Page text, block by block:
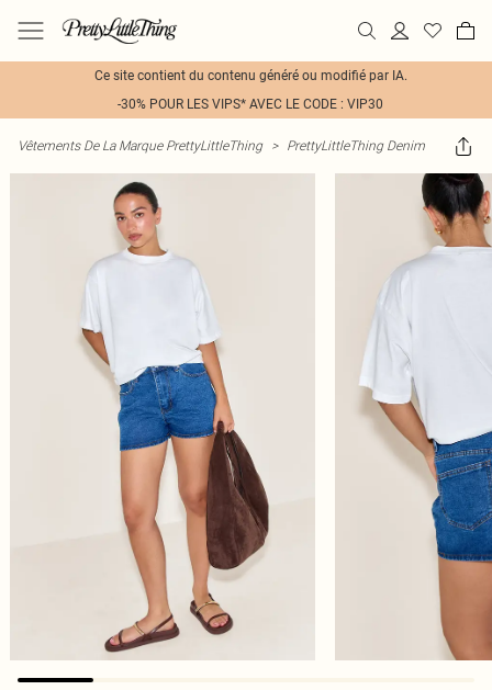
Ce site contient du contenu généré ou modifié par IA.
-30% POUR LES VIPS* AVEC LE CODE : VIP30
Vêtements De La Marque PrettyLittleThing > PrettyLittleThing Denim